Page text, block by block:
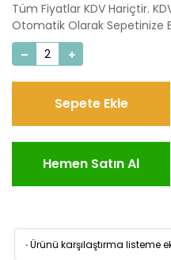
Tüm Fiyatlar KDV Hariçtir.
Otomatik Olarak Sepetinize
Sepete Ekle
Hemen Satın Al
·Ürünü karşılaştırma listeme